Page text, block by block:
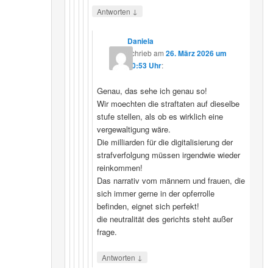
Antworten ↓
Daniela
schriebam 26. März 2026 um
10:53 Uhr:
Genau, das sehe ich genau so!
Wir moechten die straftaten auf dieselbe
stufe stellen, als ob es wirklich eine
vergewaltigung wäre.
Die milliarden für die digitalisierung der
strafverfolgung müssen irgendwie wieder
reinkommen!
Das narrativ vom männern und frauen, die
sich immer gerne in der opferrolle
befinden, eignet sich perfekt!
die neutralität des gerichts steht außer
frage.
Antworten ↓